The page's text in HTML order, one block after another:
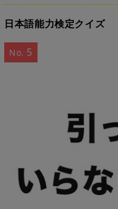
日本語能力検定クイズ
No. 5